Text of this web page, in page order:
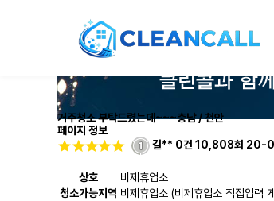
거주청소 부탁드렸는데~~~충남 / 천안
페이지 정보
길** 0건 10,808회 20-
상호 비제휴업소
청소가능지역 비제휴업소 (비제휴업소 직접입력